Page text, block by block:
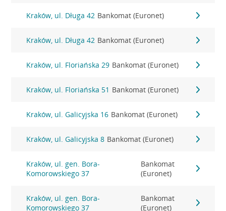
Kraków, ul. Długa 42 Bankomat (Euronet)
Kraków, ul. Długa 42 Bankomat (Euronet)
Kraków, ul. Floriańska 29 Bankomat (Euronet)
Kraków, ul. Floriańska 51 Bankomat (Euronet)
Kraków, ul. Galicyjska 16 Bankomat (Euronet)
Kraków, ul. Galicyjska 8 Bankomat (Euronet)
Kraków, ul. gen. Bora-
Komorowskiego 37
Bankomat
(Euronet)
Kraków, ul. gen. Bora-
Komorowskiego 37
Bankomat
(Euronet)